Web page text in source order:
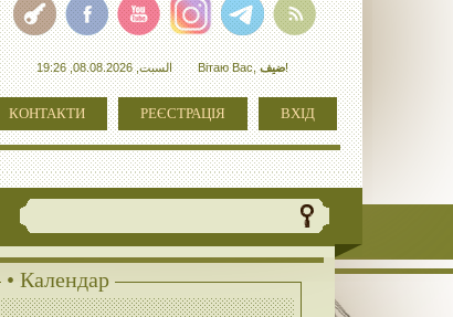
السبت, 08.08.2026, 19:26 Вітаю Вас,ضيف!
КОНТАКТИ РЕЄСТРАЦІЯ ВХІД
• Календар